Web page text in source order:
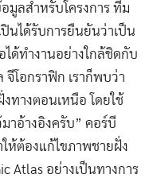
มูลสำหรับโครงการ ทีม
นได้รับการยืนยันว่าเป็น
ได้ทำงานอย่างใกล้ชิดกับ
โอกราฟิก เราก็พบว่า
ทางตอนเหนือ โดยใช้
าอ้างอิงครับ” คอร์บี
ห้ต้องแก้ไขภาพชายฝั่ง
Atlas อย่างเป็นทางการ